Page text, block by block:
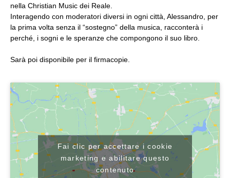
nella Christian Music dei Reale.
Interagendo con moderatori diversi in ogni città, Alessandro, per
la prima volta senza il “sostegno” della musica, racconterà i
perché, i sogni e le speranze che compongono il suo libro.
Sarà poi disponibile per il firmacopie.
Fai clic per accettare i cookie
marketing e abilitare questo
contenuto